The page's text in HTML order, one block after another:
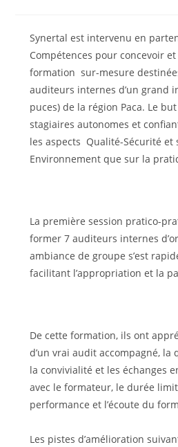
publication :
Synertal est intervenu en
Compétences pour concevoir
formation sur-mesure
auditeurs internes d’un grand
puces) de la région Paca. Le
stagiaires autonomes et
les aspects Qualité-Sécurité et
Environnement que sur la
La première session pratico-
former 7 auditeurs internes
ambiance de groupe s’est
facilitant l’appropriation et la
De cette formation, ils ont
d’un vrai audit accompagné, la
la convivialité et les échanges
avec le formateur, le durée
performance et l’écoute du
Les pistes d’amélioration